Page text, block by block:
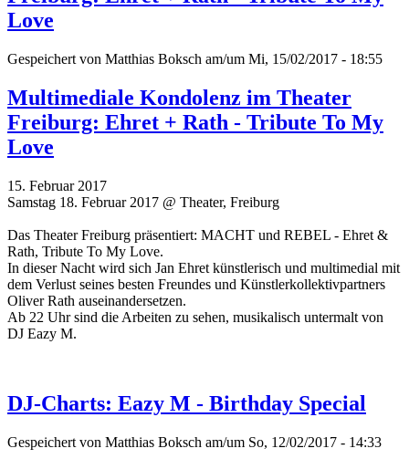
Love
Gespeichert von Matthias Boksch am/um Mi, 15/02/2017 - 18:55
Multimediale Kondolenz im Theater
Freiburg: Ehret + Rath - Tribute To My
Love
15. Februar 2017
Samstag 18. Februar 2017 @ Theater, Freiburg
Das Theater Freiburg präsentiert: MACHT und REBEL - Ehret &
Rath, Tribute To My Love.
In dieser Nacht wird sich Jan Ehret künstlerisch und multimedial mit
dem Verlust seines besten Freundes und Künstlerkollektivpartners
Oliver Rath auseinandersetzen.
Ab 22 Uhr sind die Arbeiten zu sehen, musikalisch untermalt von
DJ Eazy M.
DJ-Charts: Eazy M - Birthday Special
Gespeichert von Matthias Boksch am/um So, 12/02/2017 - 14:33